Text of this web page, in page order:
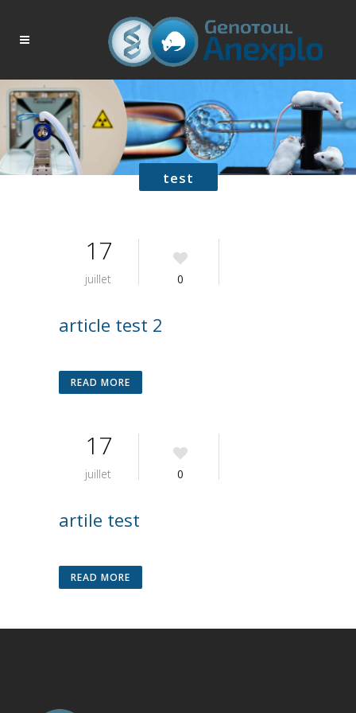
test
17
juillet 0
article test 2
READ MORE
17
juillet 0
artile test
READ MORE